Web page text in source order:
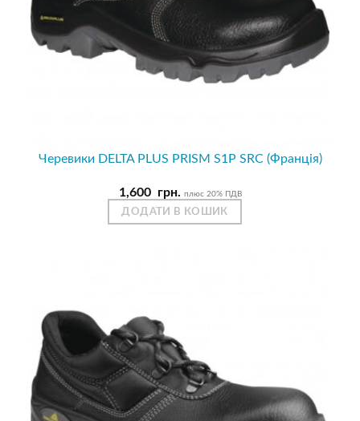
Черевики DELTA PLUS PRISM S1P SRC (Франція)
1,600 грн. плюс 20% ПДВ
ДОДАТИ В КОШИК